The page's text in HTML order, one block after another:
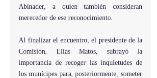
Abinader, a quien también consideran
merecedor de ese reconocimiento.
Al finalizar el encuentro, el presidente de la
Comisión, Elías Matos, subrayó la
importancia de recoger las inquietudes de
los munícipes para, posteriormente, someter